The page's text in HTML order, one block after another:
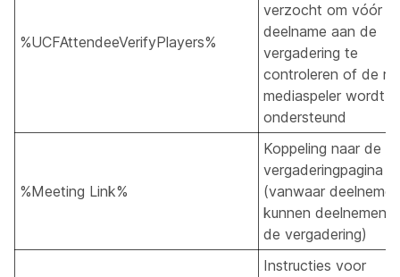
%UCFAttendeeVerifyPlayers%
verzocht om vóór
deelname aan de
vergadering te
controleren of de
mediaspeler wordt
ondersteund
%Meeting Link%
Koppeling naar de
vergaderingpagina
(vanwaar
kunnen deelnemen
de vergadering)
Instructies voor